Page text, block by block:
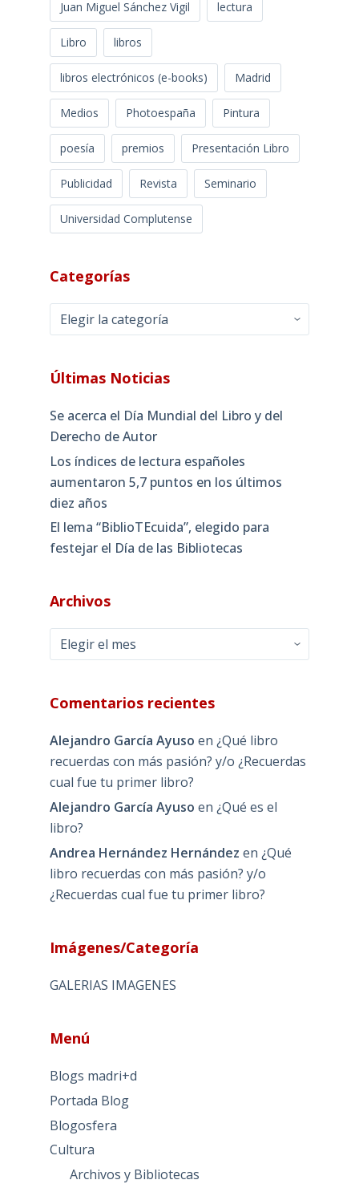
Juan Miguel Sánchez Vigil lectura
Libro libros
libros electrónicos (e-books) Madrid
Medios Photoespaña Pintura
poesía premios Presentación Libro
Publicidad Revista Seminario
Universidad Complutense
Categorías
Categorías
Últimas Noticias
Se acerca el Día Mundial del Libro y del
Derecho de Autor
Los índices de lectura españoles
aumentaron 5,7 puntos en los últimos
diez años
El lema “BiblioTEcuida”, elegido para
festejar el Día de las Bibliotecas
Archivos
Archivos
Comentarios recientes
Alejandro García Ayuso en ¿Qué libro
recuerdas con más pasión? y/o ¿Recuerdas
cual fue tu primer libro?
Alejandro García Ayuso en ¿Qué es el
libro?
Andrea Hernández Hernández en ¿Qué
libro recuerdas con más pasión? y/o
¿Recuerdas cual fue tu primer libro?
Imágenes/Categoría
GALERIAS IMAGENES
Menú
Blogs madri+d
Portada Blog
Blogosfera
Cultura
Archivos y Bibliotecas